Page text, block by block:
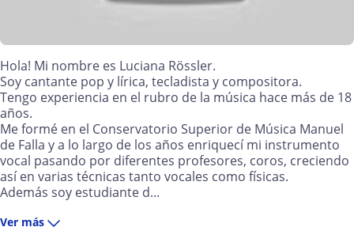
Hola! Mi nombre es Luciana Rössler.
Soy cantante pop y lírica, tecladista y compositora.
Tengo experiencia en el rubro de la música hace más de 18
años.
Me formé en el Conservatorio Superior de Música Manuel
de Falla y a lo largo de los años enriquecí mi instrumento
vocal pasando por diferentes profesores, coros, creciendo
así en varias técnicas tanto vocales como físicas.
Además soy estudiante d...
Ver más